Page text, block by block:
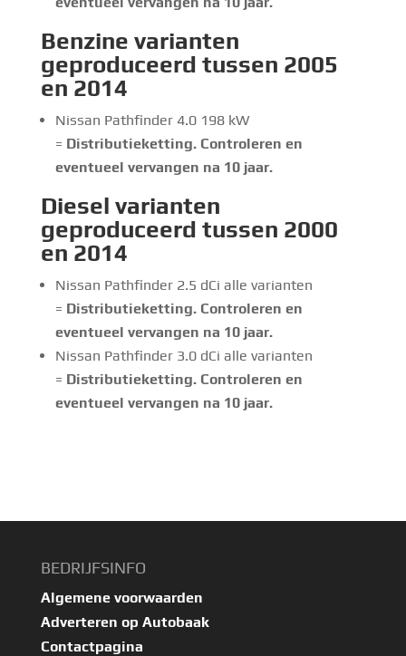
Benzine varianten
geproduceerd tussen 2005
en 2014
Nissan Pathfinder 4.0 198 kW
= Distributieketting. Controleren en
eventueel vervangen na 10 jaar.
Diesel varianten
geproduceerd tussen 2000
en 2014
Nissan Pathfinder 2.5 dCi alle varianten
= Distributieketting. Controleren en
eventueel vervangen na 10 jaar.
Nissan Pathfinder 3.0 dCi alle varianten
= Distributieketting. Controleren en
eventueel vervangen na 10 jaar.
BEDRIJFSINFO
Algemene voorwaarden
Adverteren op Autobaak
Contactpagina